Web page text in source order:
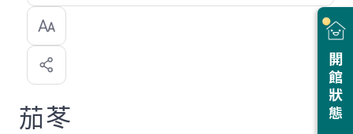
開館狀態
選
喜
歡
茄苳